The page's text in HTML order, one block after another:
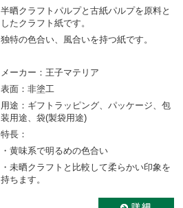
半晒クラフトパルプと古紙パルプを原料と
したクラフト紙です。
独特の色合い、風合いを持つ紙です。
メーカー：王子マテリア
表面：非塗工
用途：ギフトラッピング、パッケージ、包
装用途、袋(製袋用途)
特長：
・黄味系で明るめの色合い
・未晒クラフトと比較して柔らかい印象を
持ちます。